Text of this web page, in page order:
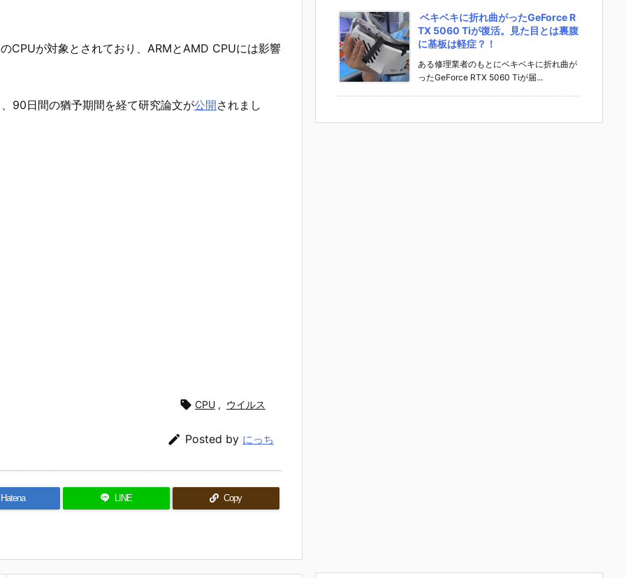
CPUが対象とされており、ARMとAMD CPUには影響
90日間の猶予期間を経て研究論文が公開されまし
 CPU , ウイルス
 Posted by にっち
Hatena LINE Copy
ベキベキに折れ曲がったGeForce R
TX 5060 Tiが復活。見た目とは裏腹
に基板は軽症？！
ある修理業者のもとにベキベキに折れ曲が
ったGeForce RTX 5060 Tiが届...